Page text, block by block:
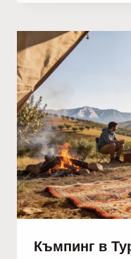
Къмпинг в